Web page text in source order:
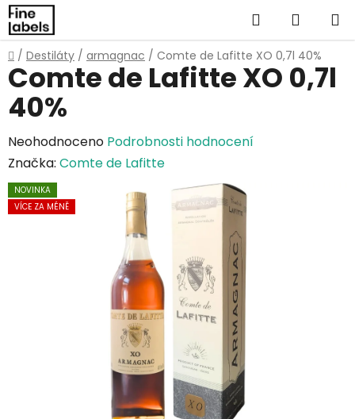
Přejít
na
obsah
Hledat
KOŠÍK
Domů
/ Destiláty / armagnac / Comte de Lafitte XO 0,7l 40%
Comte de Lafitte XO 0,7l
40%
Průměrné
hodnocení
produktu
je
Neohodnoceno Podrobnosti hodnocení
Značka: Comte de Lafitte
NOVINKA
VÍCE ZA MÉNĚ